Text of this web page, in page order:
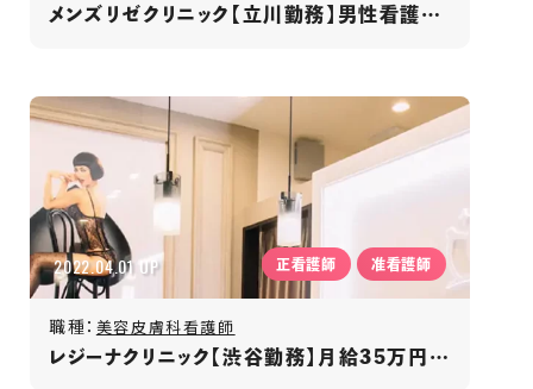
メンズリゼクリニック【立川勤務】男性看護師活躍/年間休日120日以上/月給35万円〜/長期安定勤務
2022.04.01 UP 正看護師 准看護師
職種： 美容皮膚科看護師
レジーナクリニック【渋谷勤務】月給35万円～/年間休日120日以上/賞与年2回/福利厚生充実